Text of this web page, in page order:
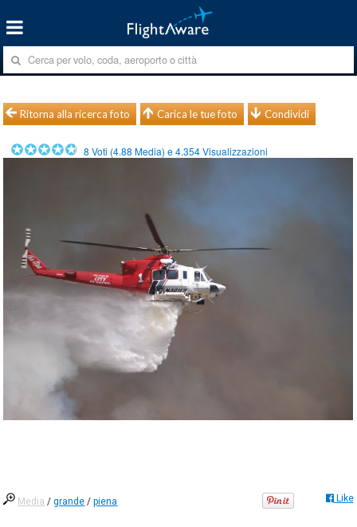
Ritorna alla ricerca foto Carica le tue foto Condividi
8 Voti (4.88 Media) e4.354Visualizzazioni
Media /grande /piena Like